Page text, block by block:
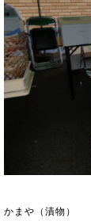
かまや（漬物）